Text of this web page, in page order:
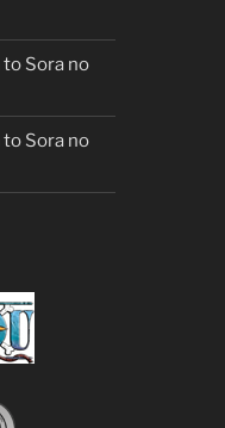
Sora no
Sora no